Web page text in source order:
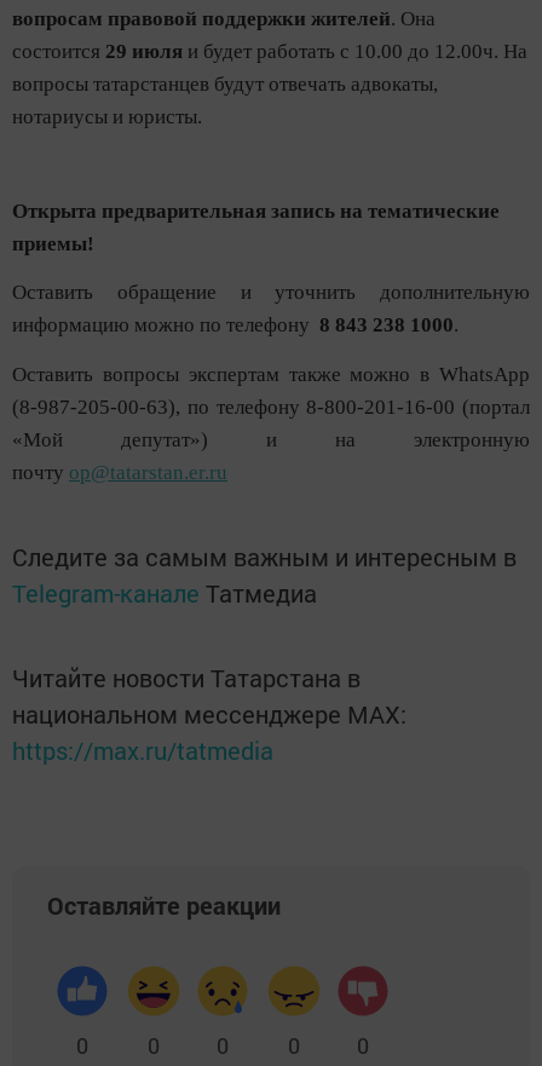
вопросам правовой поддержки жителей. Она
состоится 29 июля и будет работать с 10.00 до 12.00ч. На
вопросы татарстанцев будут отвечать адвокаты,
нотариусы и юристы.
Открыта предварительная запись на тематические
приемы!
Оставить обращение и уточнить дополнительную
информацию можно по телефону 8 843 238 1000.
Оставить вопросы экспертам также можно в WhatsApp
(8-987-205-00-63), по телефону 8-800-201-16-00 (портал
«Мой депутат») и на электронную
почту op@tatarstan.er.ru
Следите за самым важным и интересным в
Telegram-канале Татмедиа
Читайте новости Татарстана в
национальном мессенджере MАХ:
https://max.ru/tatmedia
Оставляйте реакции
0 0 0 0 0